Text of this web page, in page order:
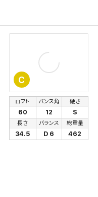
C
ロフト
60
バンス角
12
硬さ
S
長さ
34.5
バランス
D 6
総重量
462